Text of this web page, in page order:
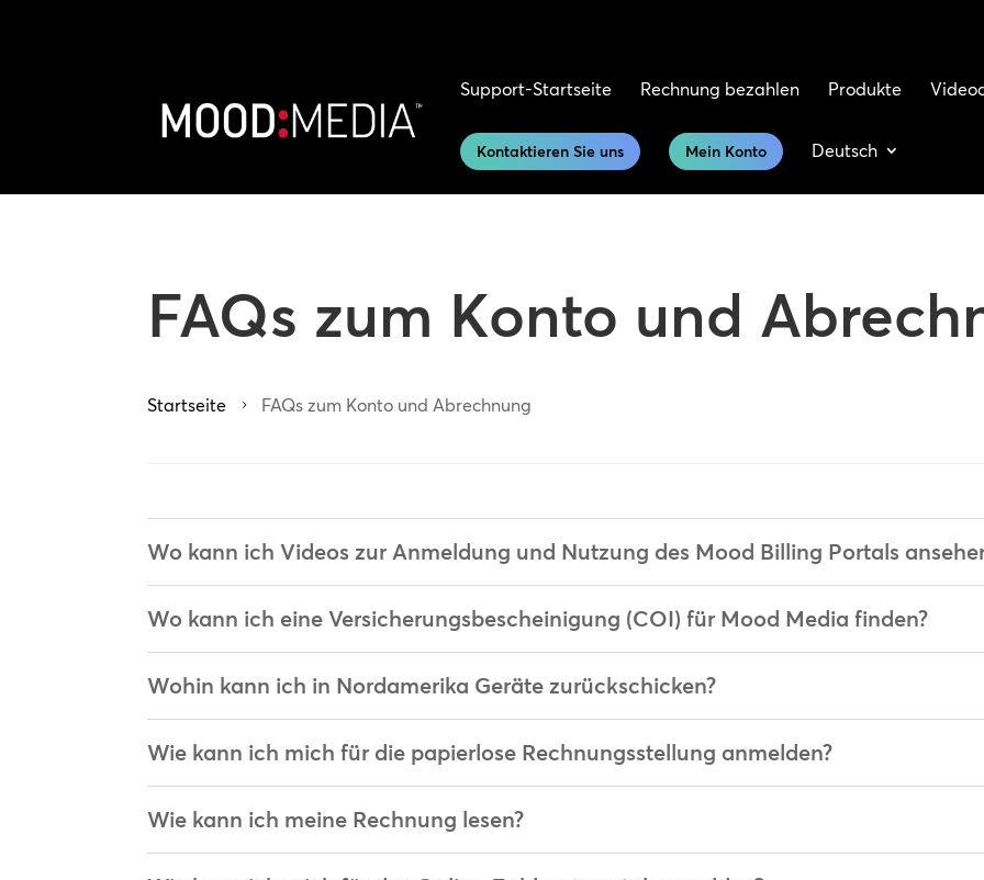
Support-Startseite Rechnung bezahlen Produkte
Kontaktieren Sie uns Mein Konto Deutsch
FAQs zum Konto und
Startseite 5 FAQs zum Konto und Abrechnung
Wo kann ich Videos zur Anmeldung und Nutzung des Mood Billing Portals
Wo kann ich eine Versicherungsbescheinigung (COI) für Mood Media finden?
Wohin kann ich in Nordamerika Geräte zurückschicken?
Wie kann ich mich für die papierlose Rechnungsstellung anmelden?
Wie kann ich meine Rechnung lesen?